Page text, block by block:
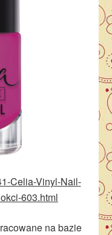
Celia-Vinyl-Nail-
603.html
na bazie